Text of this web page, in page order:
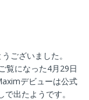
ございました。
覧になった4月29日
デビューは公式
出たようです。